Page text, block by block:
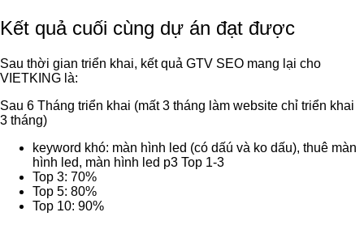
Kết quả cuối cùng dự án đạt được
Sau thời gian triển khai, kết quả GTV SEO mang lại cho
VIETKING là:
Sau 6 Tháng triển khai (mất 3 tháng làm website chỉ triển khai
3 tháng)
keyword khó: màn hình led (có dấú và ko dấu), thuê màn
hình led, màn hình led p3 Top 1-3
Top 3: 70%
Top 5: 80%
Top 10: 90%